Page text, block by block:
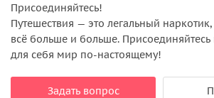
Присоединяйтесь!
Путешествия — это легальный
всё больше и больше.
для себя мир по-настоящему!
Задать вопрос